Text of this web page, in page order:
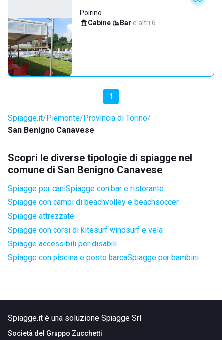
Poirino
Cabine· Bar·e altri 6…
1
Spiagge.it Piemonte Provincia di Torino
San Benigno Canavese
Scopri le diverse tipologie di spiagge nel
comune di San Benigno Canavese
Spiagge per caniSpiagge con bar e ristorante
Spiagge con campi di beachvolley e beachsoccer
Spiagge attrezzate
Spiagge con corsi di kitesurf windsurf e vela
Spiagge accessibili per disabili
Spiagge con piscina e posto barcaSpiagge per bambini
Spiagge.it è una soluzione Spiagge Srl
Società del Gruppo Zucchetti